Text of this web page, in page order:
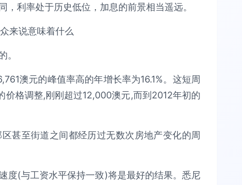
利率处于历史低位，加息的前景相当遥远。
。
澳元的峰值率高的年增长率为16.1%。这短周
格调整,刚刚超过12,000澳元,而到2012年初的
甚至街道之间都经历过无数次房地产变化的周
度(与工资水平保持一致)将是最好的结果。悉尼